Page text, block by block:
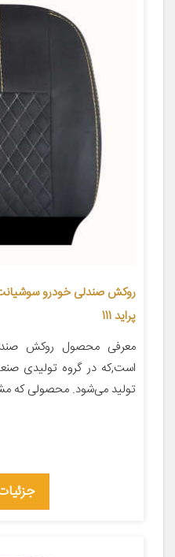
پراید 111
معرفی محصول روکش
تولید می‌شود. محصولی که